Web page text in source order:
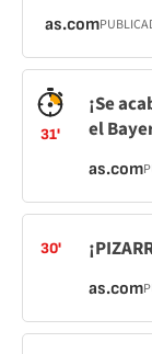
as.com
31'
¡Se
el
as.com
30'
as.com